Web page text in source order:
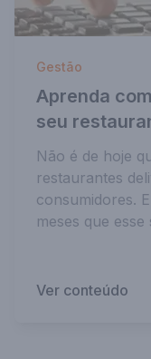
Gestão
Aprenda
seu
Não é de hoje
restaurantes
consumidores.
meses que esse
Ver conteúdo